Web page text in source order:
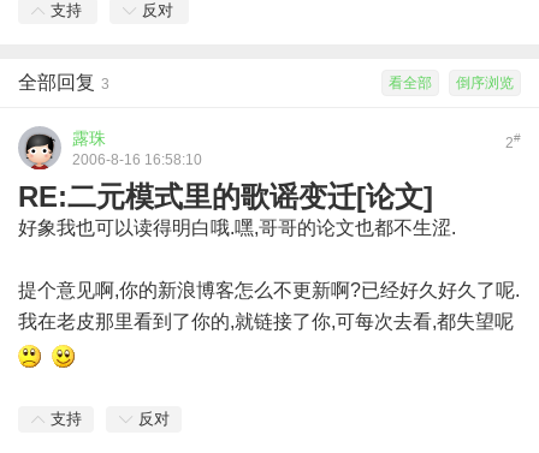
支持 反对
倒序浏览
看全部
全部回复 3
2#
露珠
2006-8-16 16:58:10
RE:二元模式里的歌谣变迁[论文]
好象我也可以读得明白哦.嘿,哥哥的论文也都不生涩.
提个意见啊,你的新浪博客怎么不更新啊?已经好久好久了呢.
我在老皮那里看到了你的,就链接了你,可每次去看,都失望呢
支持 反对